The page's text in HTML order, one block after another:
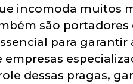
incomoda muitos
são portadores
para garantir
dessas pragas,